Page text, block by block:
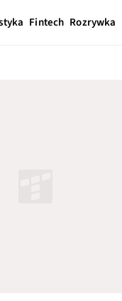
Fintech Rozrywka